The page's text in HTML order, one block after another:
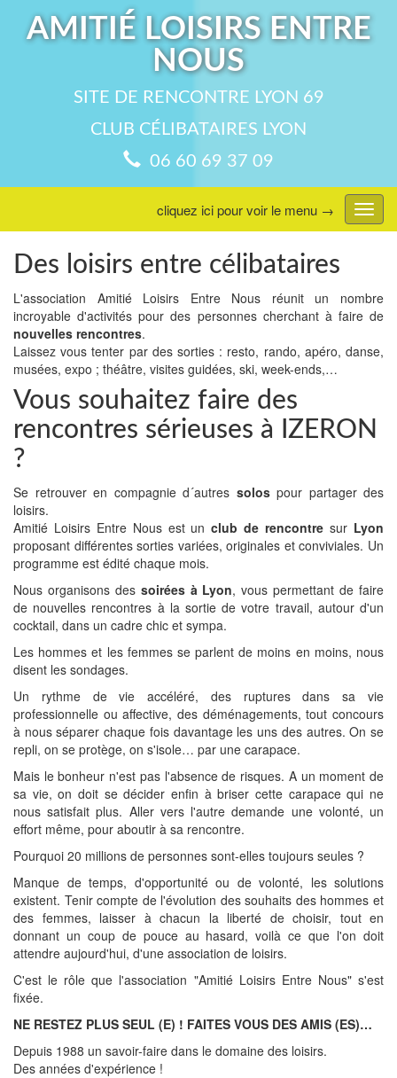
AMITIÉ LOISIRS ENTRE
NOUS
SITE DE RENCONTRE LYON 69
CLUB CÉLIBATAIRES LYON
06 60 69 37 09
menu
cliquez ici pour voir le menu →
Des loisirs entre célibataires
L'association Amitié Loisirs Entre Nous réunit un nombre
incroyable d'activités pour des personnes cherchant à faire de
nouvelles rencontres.
Laissez vous tenter par des sorties : resto, rando, apéro, danse,
musées, expo ; théâtre, visites guidées, ski, week-ends,…
Vous souhaitez faire des
rencontres sérieuses à IZERON
?
Se retrouver en compagnie d´autres solospour partager des
loisirs.
Amitié Loisirs Entre Nous est unclub de rencontre sur Lyon
proposant différentes sorties variées, originales et conviviales. Un
programme est édité chaque mois.
Nous organisons des soirées à Lyon, vous permettant de faire
de nouvelles rencontres à la sortie de votre travail, autour d'un
cocktail, dans un cadre chic et sympa.
Les hommes et les femmes se parlent de moins en moins, nous
disent les sondages.
Un rythme de vie accéléré, des ruptures dans sa vie
professionnelle ou affective, des déménagements, tout concours
à nous séparer chaque fois davantage les uns des autres. On se
repli, on se protège, on s'isole… par une carapace.
Mais le bonheur n'est pas l'absence de risques. A un moment de
sa vie, on doit se décider enfin à briser cette carapace qui ne
nous satisfait plus. Aller vers l'autre demande une volonté, un
effort même, pour aboutir à sa rencontre.
Pourquoi 20 millions de personnes sont-elles toujours seules ?
Manque de temps, d'opportunité ou de volonté, les solutions
existent. Tenir compte de l'évolution des souhaits des hommes et
des femmes, laisser à chacun la liberté de choisir, tout en
donnant un coup de pouce au hasard, voilà ce que l'on doit
attendre aujourd'hui, d'une association de loisirs.
C'est le rôle que l'association "Amitié Loisirs Entre Nous" s'est
fixée.
NE RESTEZ PLUS SEUL (E) ! FAITES VOUS DES AMIS (ES)…
Depuis 1988 un savoir-faire dans le domaine des loisirs.
Des années d'expérience !